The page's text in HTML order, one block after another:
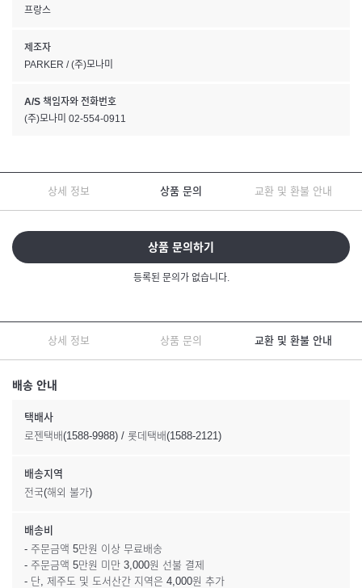
프랑스
제조자
PARKER / (주)모나미
A/S 책임자와 전화번호
(주)모나미 02-554-0911
상세 정보 상품 문의 교환 및 환불 안내
상품 문의하기
등록된 문의가 없습니다.
상세 정보 상품 문의 교환 및 환불 안내
배송 안내
택배사
로젠택배(1588-9988) / 롯데택배(1588-2121)
배송지역
전국(해외 불가)
배송비
- 주문금액 5만원 이상 무료배송
- 주문금액 5만원 미만 3,000원 선불 결제
- 단, 제주도 및 도서산간 지역은 4,000원 추가